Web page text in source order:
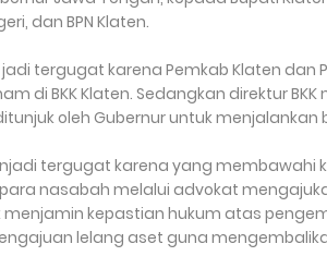
dan BPN Klaten.
tergugat karena Pemkab Klaten dan
di BKK Klaten. Sedangkan direktur
oleh Gubernur untuk menjalankan
tergugat karena yang membawahi
nasabah melalui advokat
menjamin kepastian hukum atas
lelang aset guna